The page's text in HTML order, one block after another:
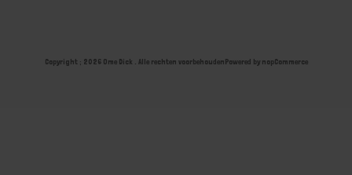
Copyright ; 2026 Ome Dick . Alle rechten voorbehoudenPowered by nopCommerce